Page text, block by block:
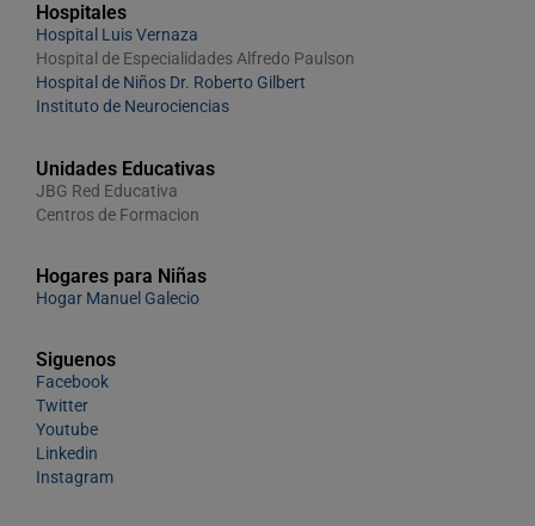
Hospitales
Hospital Luis Vernaza
Hospital de Especialidades Alfredo Paulson
Hospital de Niños Dr. Roberto Gilbert
Instituto de Neurociencias
Unidades Educativas
JBG Red Educativa
Centros de Formacion
Hogares para Niñas
Hogar Manuel Galecio
Siguenos
Facebook
Twitter
Youtube
Linkedin
Instagram